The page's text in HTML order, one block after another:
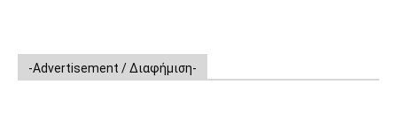
-Advertisement / Διαφήμιση-